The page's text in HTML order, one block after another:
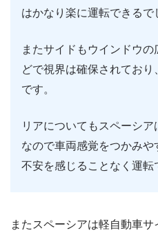
はかなり楽に運転できるで
またサイドもウインドウ
どで視界は確保されてお
です。
リアについてもスペーシ
なので車両感覚をつかみ
不安を感じることなく運転
またスペーシアは軽自動車